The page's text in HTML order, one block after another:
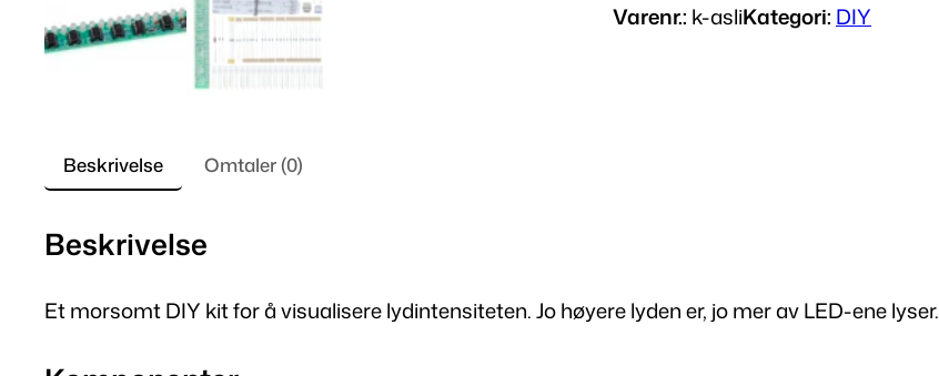
y
l
Varenr.: k-asliKategori: DIY
Beskrivelse Omtaler (0)
Beskrivelse
Et morsomt DIY kit for å visualisere lydintensiteten. Jo høyere lyden er, jo mer av LED-ene lyser.